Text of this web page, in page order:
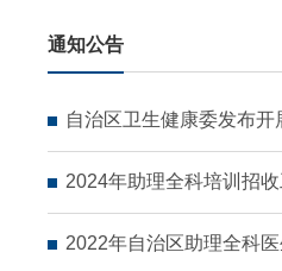
通知公告
自治区卫生健康委发布
2024年助理全科培训招
2022年自治区助理全科